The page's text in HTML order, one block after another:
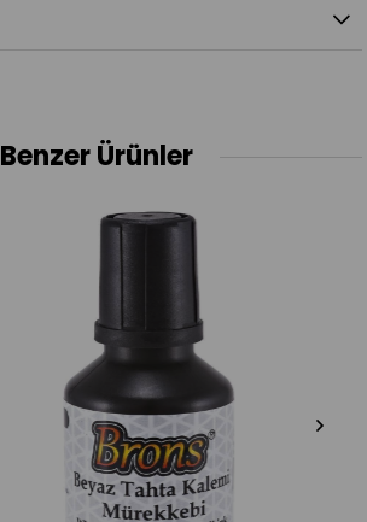
Benzer Ürünler